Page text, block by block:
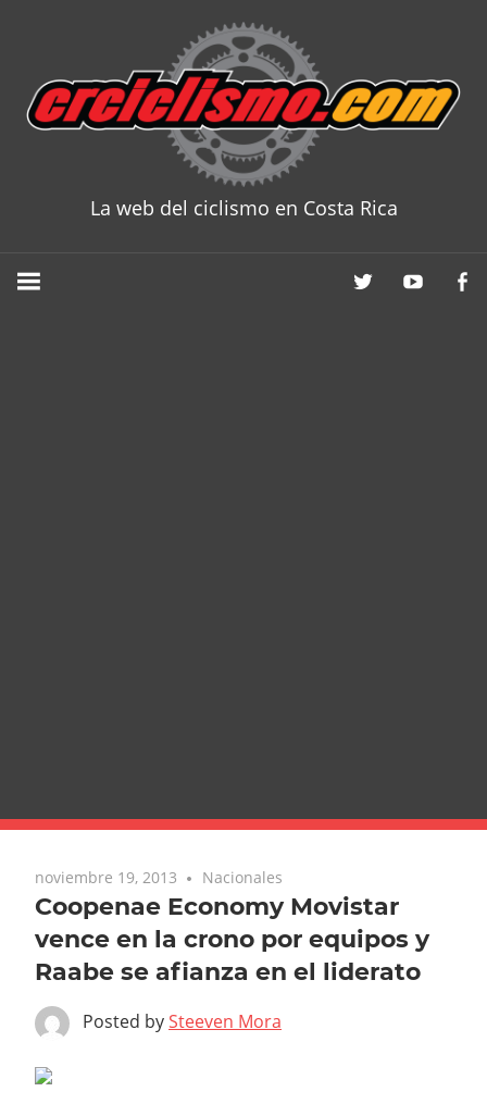
content
La web del ciclismo en Costa Rica
noviembre 19, 2013 Nacionales
Coopenae Economy Movistar
vence en la crono por equipos y
Raabe se afianza en el liderato
Posted bySteeven Mora